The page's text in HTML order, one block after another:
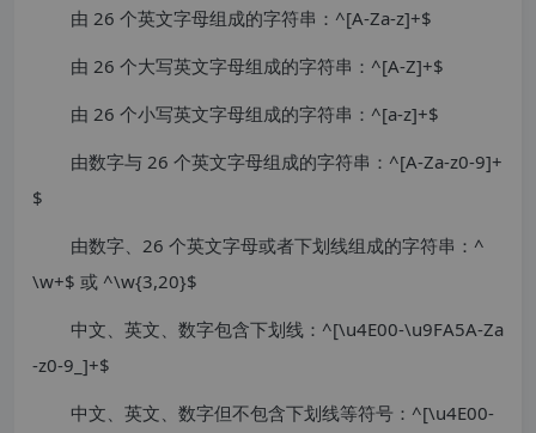
由 26 个英文字母组成的字符串：^[A-Za-z]+$
由 26 个大写英文字母组成的字符串：^[A-Z]+$
由 26 个小写英文字母组成的字符串：^[a-z]+$
由数字与 26 个英文字母组成的字符串：^[A-Za-z0-9]+
$
由数字、26 个英文字母或者下划线组成的字符串：^
\w+$ 或 ^\w{3,20}$
中文、英文、数字包含下划线：^[\u4E00-\u9FA5A-Za
-z0-9_]+$
中文、英文、数字但不包含下划线等符号：^[\u4E00-